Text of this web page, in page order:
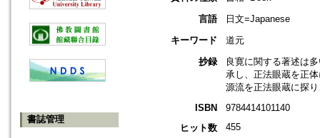
書誌管理
言語
日文=Japanese
キーワード
道元
抄録
良寛に関する著述は
承し、正法眼蔵を正
源流を正法眼蔵に探
ISBN
9784414101140
ヒット数
455